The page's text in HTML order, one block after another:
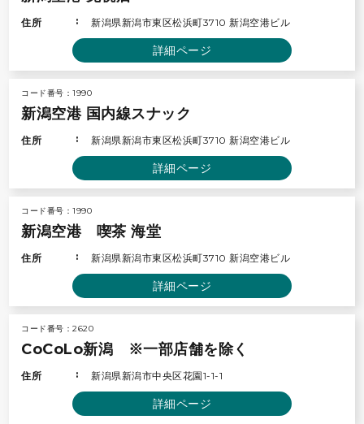
住所 新潟県新潟市東区松浜町3710 新潟空港ビル
詳細ページ
コード番号：1990
新潟空港 国内線スナック
住所 新潟県新潟市東区松浜町3710 新潟空港ビル
詳細ページ
コード番号：1990
新潟空港 喫茶 海堂
住所 新潟県新潟市東区松浜町3710 新潟空港ビル
詳細ページ
コード番号：2620
CoCoLo新潟 ※一部店舗を除く
住所 新潟県新潟市中央区花園1-1-1
詳細ページ